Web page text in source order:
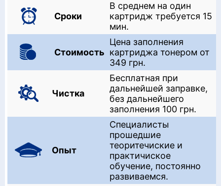
Сроки
В среднем на один
картридж требуется 15
мин.
Стоимость
Цена заполнения
картриджа тонером от
349 грн.
Чистка
Бесплатная при
дальнейшей заправке,
без дальнейшего
заполнения 100 грн.
Опыт
Специалисты
прошедшие
теоритечиские и
практичиское
обучение, постоянно
развиваемся.